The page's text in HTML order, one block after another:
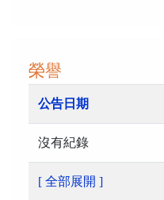
榮譽
公告日期
沒有紀錄
[ 全部展開 ]